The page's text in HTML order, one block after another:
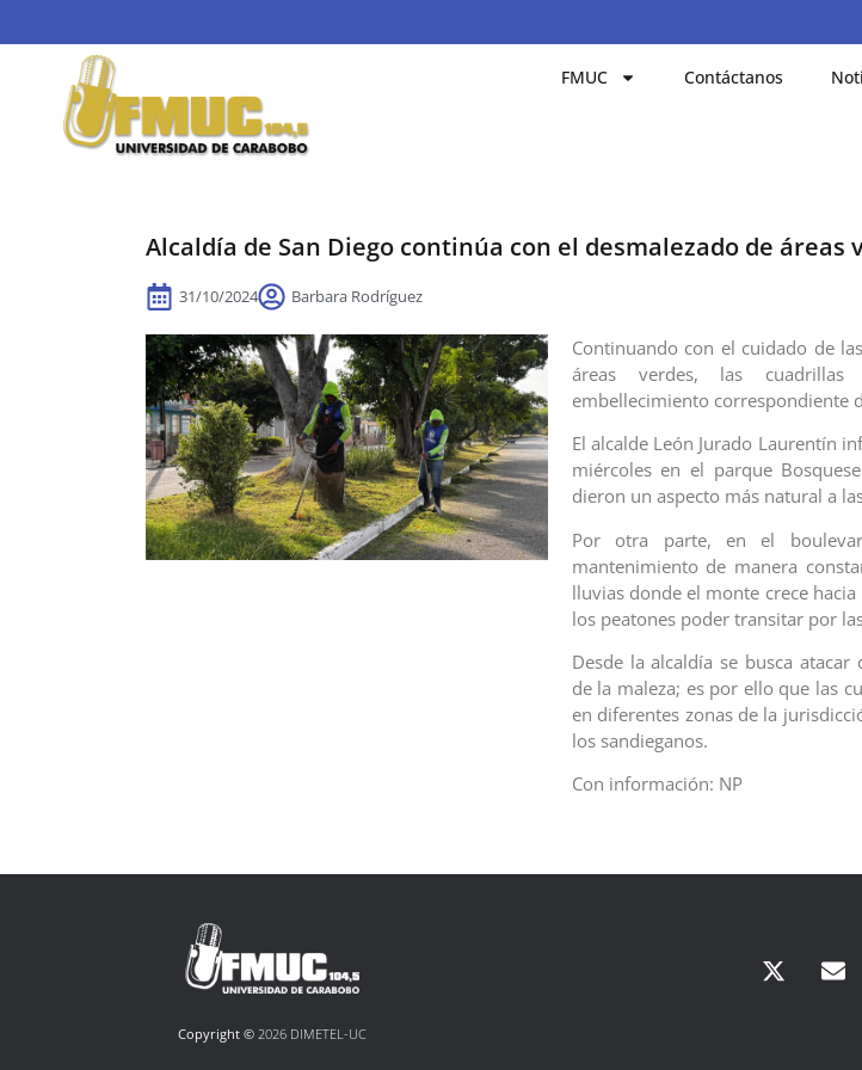
FMUC Contáctanos
Alcaldía de San Diego continúa con el desmalezado de
31/10/2024 Barbara Rodríguez
Continuando con el cuidado de
áreas verdes, las
embellecimiento correspondiente
El alcalde León Jurado Laurentín
miércoles en el parque
dieron un aspecto más natural a
Por otra parte, en el
mantenimiento de manera
lluvias donde el monte crece
los peatones poder transitar por
Desde la alcaldía se busca
de la maleza; es por ello que las
en diferentes zonas de la
los sandieganos.
Con información: NP
Copyright ©2026 DIMETEL-UC